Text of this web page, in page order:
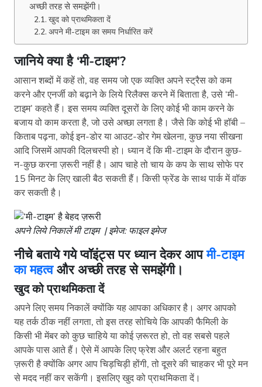
अच्छी तरह से समझेंगी।
खुद को प्राथमिकता दें
अपने मी-टाइम का समय निर्धारित करें
जानिये क्या है ‘मी-टाइम’?
आसान शब्दों में कहें तो, वह समय जो एक व्यक्ति अपने स्ट्रैस को कम
करने और एनर्जी को बढ़ाने के लिये रिलैक्स करने में बिताता है, उसे ‘मी-
टाइम’ कहते हैं। इस समय व्यक्ति दूसरों के लिए कोई भी काम करने के
बजाय वो काम करता है, जो उसे अच्छा लगता है। जैसे कि कोई भी हॉबी –
किताब पढ़ना, कोई इन-डोर या आउट-डोर गेम खेलना, कुछ नया सीखना
आदि जिसमें आपकी दिलचस्पी हो। ध्यान दें कि मी-टाइम के दौरान कुछ-
न-कुछ करना ज़रूरी नहीं है। आप चाहे तो चाय के कप के साथ सोफे पर
15 मिनट के लिए खाली बैठ सकती हैं। किसी फ्रेंड के साथ पार्क में वॉक
कर सकती है।
अपने लिये निकालें मी टाइम | इमेज: फाइल इमेज
नीचे बताये गये प्वॉइंट्स पर ध्यान देकर आपमी-टाइम
का महत्वऔर अच्छी तरह से समझेंगी।
खुद को प्राथमिकता दें
अपने लिए समय निकालें क्योंकि यह आपका अधिकार है। अगर आपको
यह तर्क ठीक नहीं लगता, तो इस तरह सोचिये कि आपकी फैमिली के
किसी भी मेंबर को कुछ चाहिये या कोई ज़रूरत हो, तो वह सबसे पहले
आपके पास आते हैं। ऐसे में आपके लिए फ्रेश और अलर्ट रहना बहुत
ज़रूरी है क्योंकि अगर आप चिड़चिड़ी होंगी, तो दूसरे की चाहकर भी पूरे मन
से मदद नहीं कर सकेंगी। इसलिए खुद को प्राथमिकता दें।